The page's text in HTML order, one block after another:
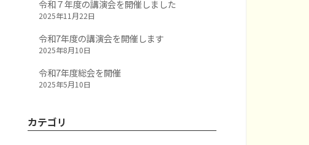
令和７年度の講演会を開催しました
2025年11月22日
令和7年度の講演会を開催します
2025年8月10日
令和7年度総会を開催
2025年5月10日
カテゴリ